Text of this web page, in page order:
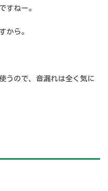
すねー。
から。
うので、音漏れは全く気に